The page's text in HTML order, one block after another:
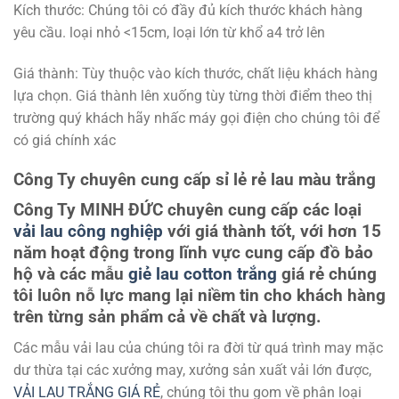
Kích thước: Chúng tôi có đầy đủ kích thước khách hàng
yêu cầu. loại nhỏ <15cm, loại lớn từ khổ a4 trở lên
Giá thành: Tùy thuộc vào kích thước, chất liệu khách hàng
lựa chọn. Giá thành lên xuống tùy từng thời điểm theo thị
trường quý khách hãy nhấc máy gọi điện cho chúng tôi để
có giá chính xác
Công Ty chuyên cung cấp sỉ lẻ rẻ lau màu trắng
Công Ty MINH ĐỨC chuyên cung cấp các loại
vải lau công nghiệp với giá thành tốt, với hơn 15
năm hoạt động trong lĩnh vực cung cấp đồ bảo
hộ và các mẫu giẻ lau cotton trắng giá rẻ chúng
tôi luôn nỗ lực mang lại niềm tin cho khách hàng
trên từng sản phẩm cả về chất và lượng.
Các mẫu vải lau của chúng tôi ra đời từ quá trình may mặc
dư thừa tại các xưởng may, xưởng sản xuất vải lớn được,
VẢI LAU TRẮNG GIÁ RẺ, chúng tôi thu gom về phân loại